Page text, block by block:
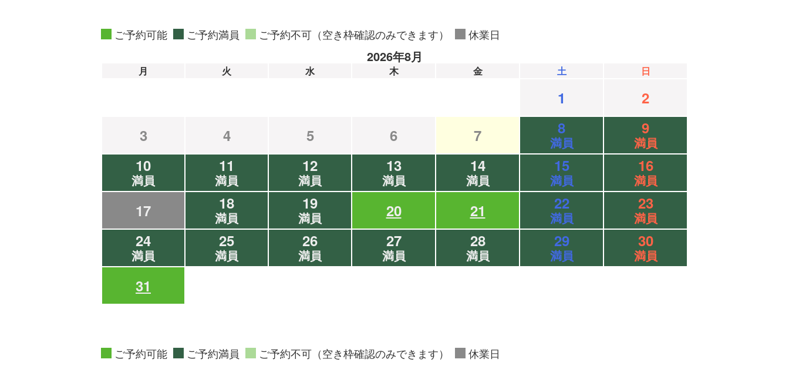
ご予約可能 ご予約満員 ご予約不可（空き枠確認のみできます） 休業日
2026年8月
月 火 水 木 金 土 日
1
2
3
4 5 6 7 8
満員
9
満員
10
満員
11
満員
12
満員
13
満員
14
満員
15
満員
16
満員
17 18
満員
19
満員 20 21 22
満員
23
満員
24
満員
25
満員
26
満員
27
満員
28
満員
29
満員
30
満員
31
ご予約可能 ご予約満員 ご予約不可（空き枠確認のみできます） 休業日